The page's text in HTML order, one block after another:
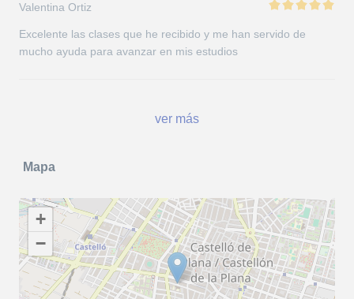
Valentina Ortiz
Excelente las clases que he recibido y me han servido de
mucho ayuda para avanzar en mis estudios
ver más
Mapa
+
−